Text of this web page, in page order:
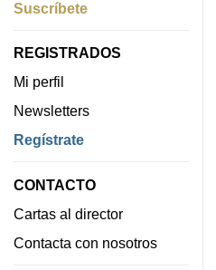
Suscríbete
REGISTRADOS
Mi perfil
Newsletters
Regístrate
CONTACTO
Cartas al director
Contacta con nosotros